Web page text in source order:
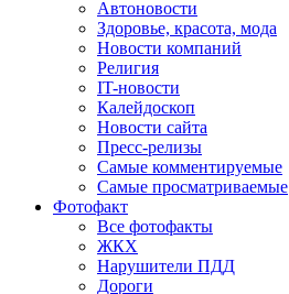
Автоновости
Здоровье, красота, мода
Новости компаний
Религия
IT-новости
Калейдоскоп
Новости сайта
Пресс-релизы
Самые комментируемые
Самые просматриваемые
Фотофакт
Все фотофакты
ЖКХ
Нарушители ПДД
Дороги